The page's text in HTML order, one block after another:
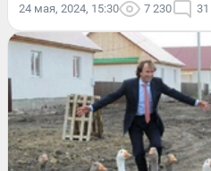
24 мая, 2024, 15:30 7 230 31